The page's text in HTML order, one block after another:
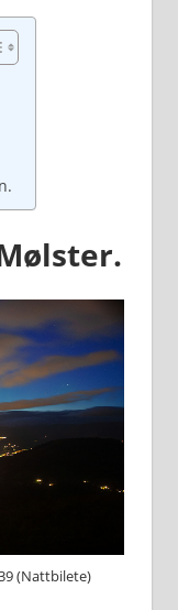
(Nattbilete)